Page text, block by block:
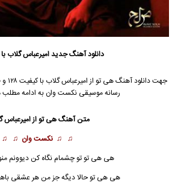
دانلود آهنگ جدیدامیرعباس گلاب
جهت دانلود آهنگ هی تو از امیرعباس گلاب
رسانه موسیقی نکست وان به ادامه مطلب
متن آهنگ هی تو ازامیرعباس
♫ ♫ نکست وان ♫ ♫
هی هی تو تو چشمام نگاه کن دیوونم
هی هی تو حالا دیگه جز من هر عشقی